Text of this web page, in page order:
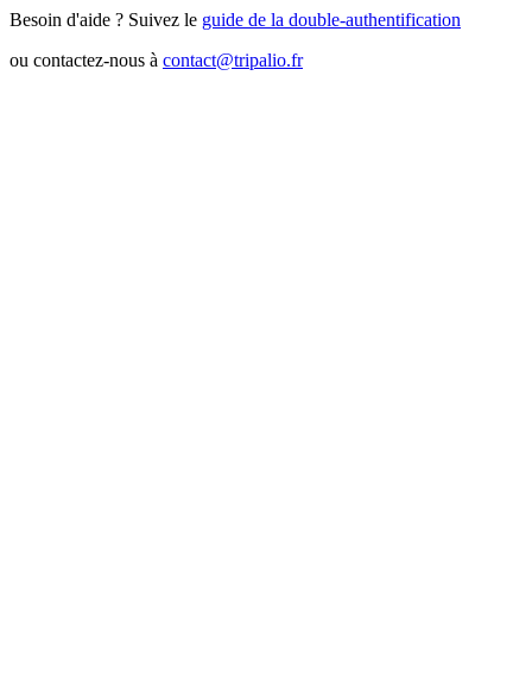
Besoin d'aide ? Suivez le guide de la double-authentification
ou contactez-nous à contact@tripalio.fr